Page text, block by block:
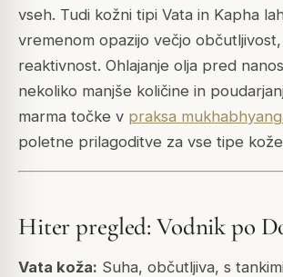
vseh. Tudi kožni tipi Vata in Kapha
vremenom opazijo večjo
reaktivnost. Ohlajanje olja pred
nekoliko manjše količine in
marma točke v praksa
poletne prilagoditve za vse tipe
Hiter pregled: Vodnik po
Vata koža: Suha, občutljiva, s